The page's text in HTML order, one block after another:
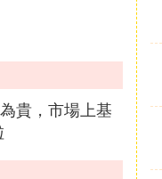
貴，市場上基